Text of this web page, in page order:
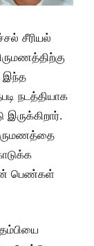
சீரியல்
இந்த
நடத்தியாக
பெண்கள்